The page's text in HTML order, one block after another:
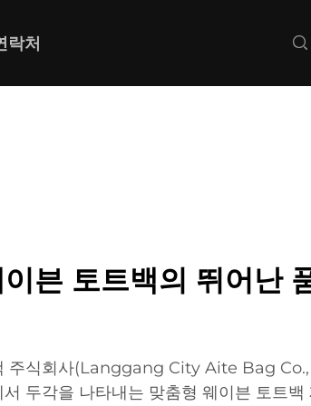
락처
븐 토트백의 뛰어난
주식회사(Langgang City Aite Bag
두각을 나타내는 맞춤형 웨이븐 토트백